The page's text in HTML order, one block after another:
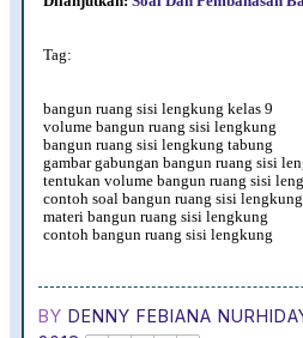
Tag:
bangun ruang sisi lengkung kelas 9
volume bangun ruang sisi lengkung
bangun ruang sisi lengkung tabung
gambar gabungan bangun ruang sisi
tentukan volume bangun ruang sisi
contoh soal bangun ruang sisi lengkung
materi bangun ruang sisi lengkung
contoh bangun ruang sisi lengkung
BY DENNY FEBIANA